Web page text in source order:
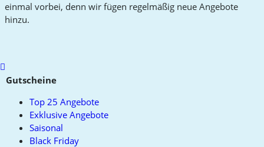
einmal vorbei, denn wir fügen regelmäßig neue Angebote
hinzu.
Scroll
toGutscheine
Top 25 Angebote
Exklusive Angebote
Saisonal
Black Friday